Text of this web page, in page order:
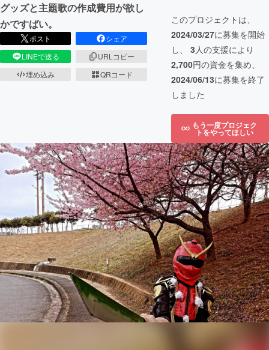
グッズと主題歌の作成費用が欲し
かですばい。
ポスト
シェア
LINEで送る
URLコピー
埋め込み
QRコード
このプロジェクトは、
2024/03/27に募集を開始
し、 3人の支援により
2,700円の資金を集め、
2024/06/13に募集を終了
しました
もう一度プロジェク
トをやってほしい